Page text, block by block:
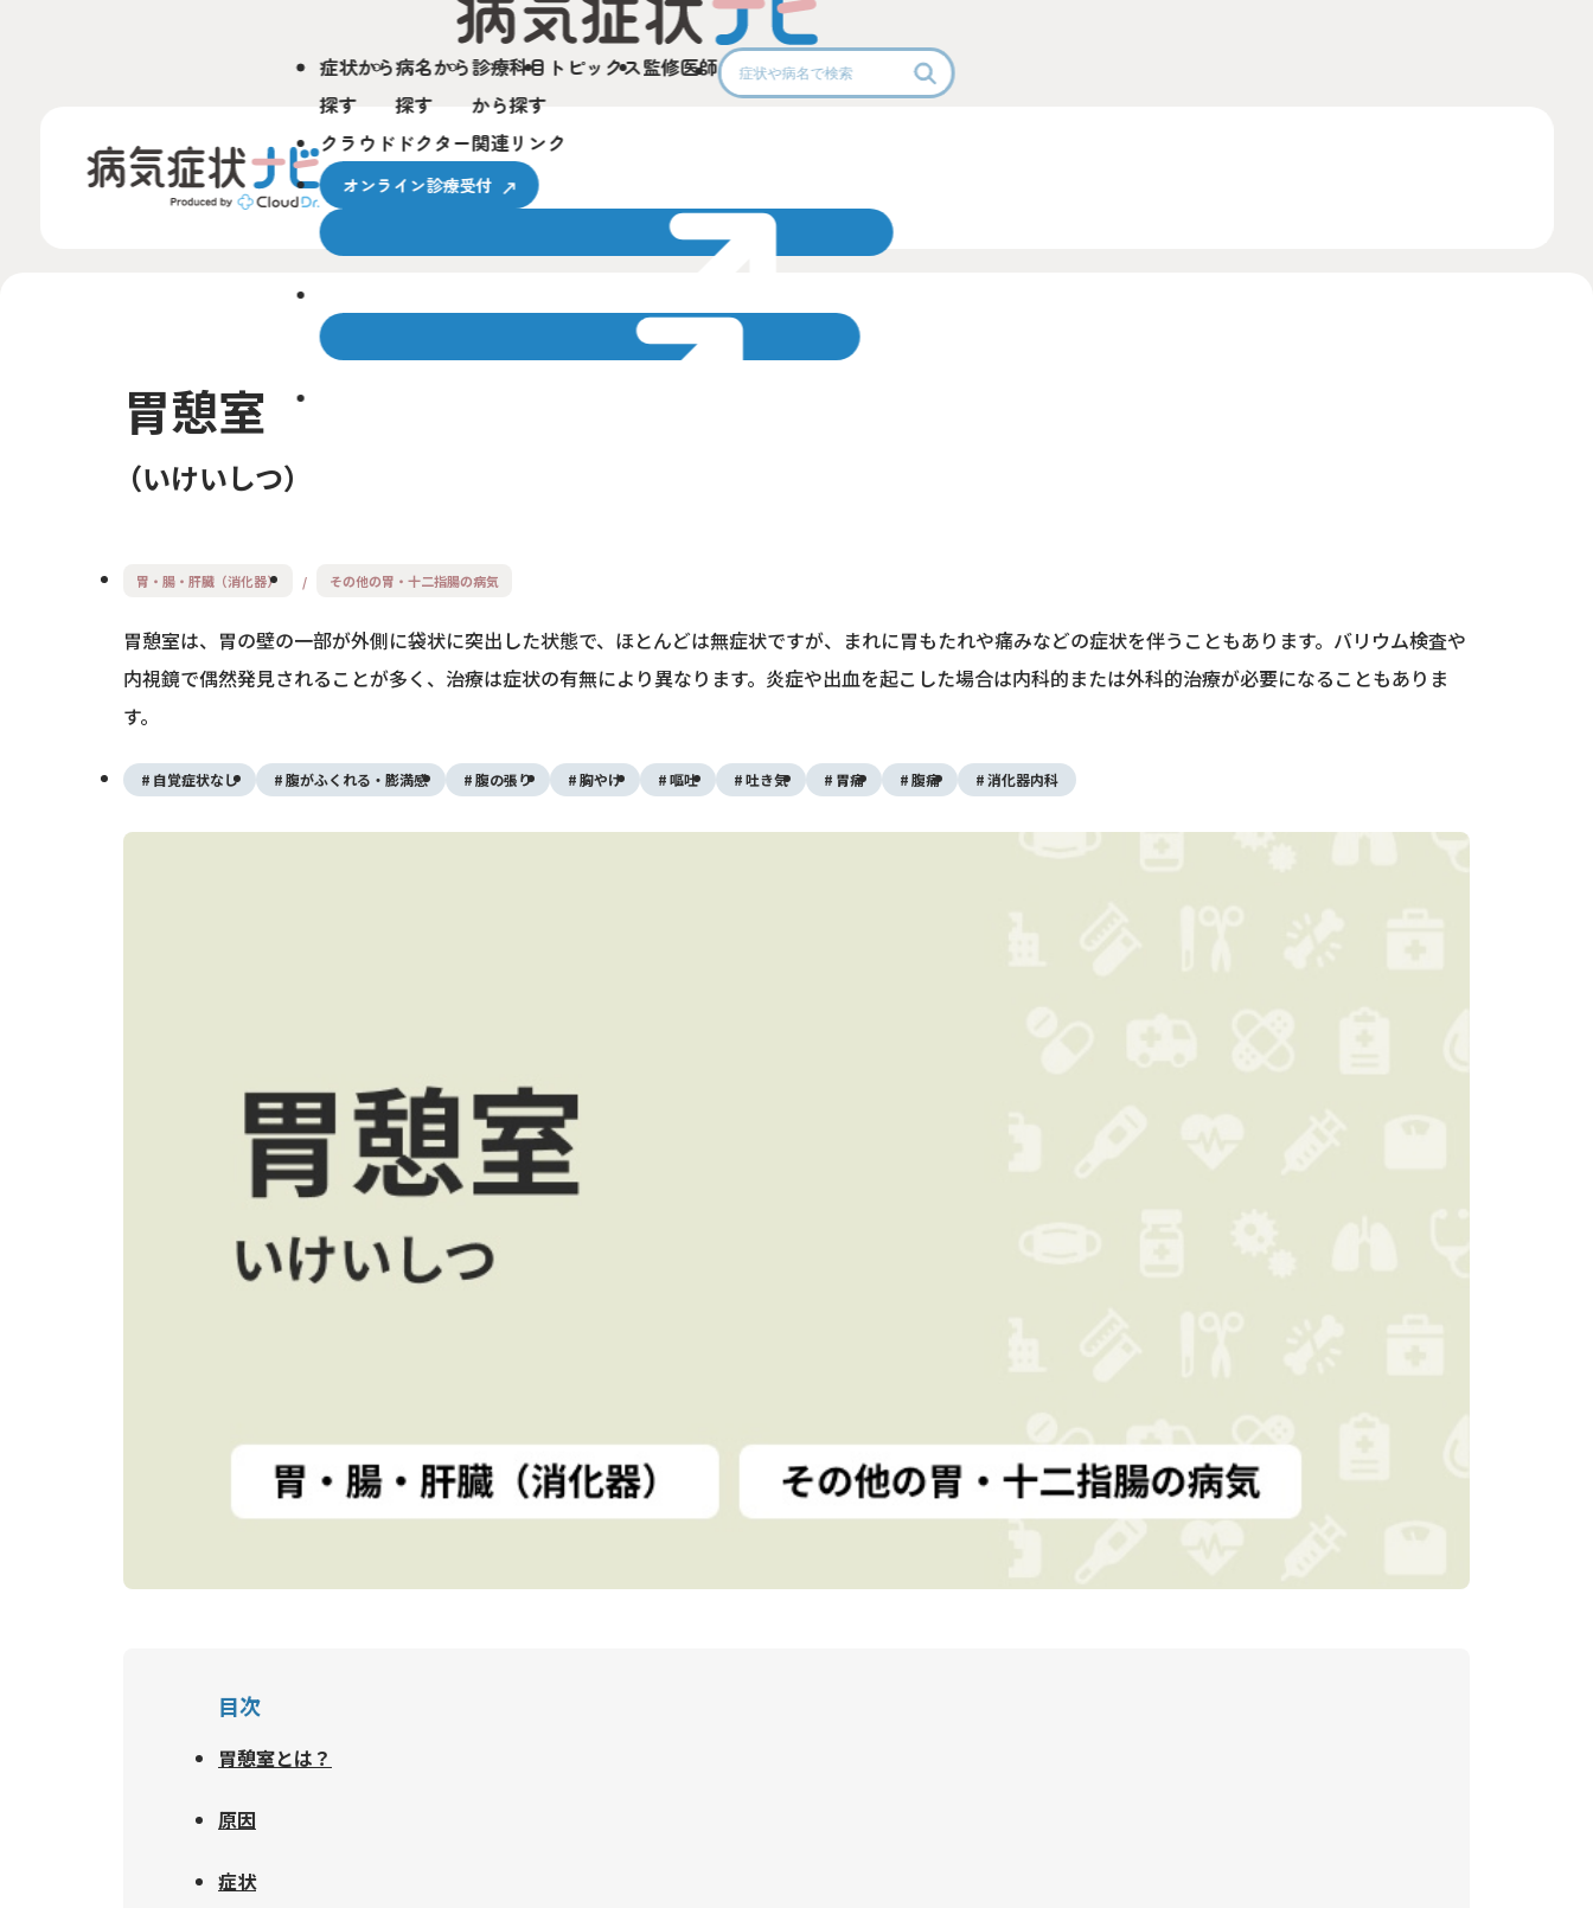
症状から
探す
病名から
探す
診療科目
から探す
トピックス監修医師
クラウドドクター関連リンク
オンライン診療受付
胃憩室
いけいしつ
胃・腸・肝臓（消化器） その他の胃・十二指腸の病気
胃憩室は、胃の壁の一部が外側に袋状に突出した状態で、ほとんどは無症状ですが、まれに胃もたれや痛みなどの症状を伴うこともあります。バリウム検査や
内視鏡で偶然発見されることが多く、治療は症状の有無により異なります。炎症や出血を起こした場合は内科的または外科的治療が必要になることもありま
す。
自覚症状なし 腹がふくれる・膨満感 腹の張り 胸やけ 嘔吐 吐き気 胃痛 腹痛 消化器内科
目次
胃憩室とは？
原因
症状